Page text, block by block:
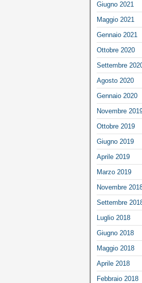
Giugno 2021
Maggio 2021
Gennaio 2021
Ottobre 2020
Settembre
Agosto 2020
Gennaio 2020
Novembre
Ottobre 2019
Giugno 2019
Aprile 2019
Marzo 2019
Novembre
Settembre
Luglio 2018
Giugno 2018
Maggio 2018
Aprile 2018
Febbraio 2018